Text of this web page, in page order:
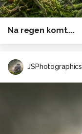
Na regen komt....
JSPhotographics